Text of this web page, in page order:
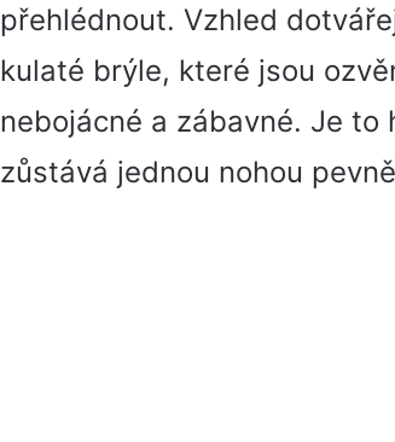
přehlédnout. Vzhled
kulaté brýle, které jsou
nebojácné a zábavné. Je
zůstává jednou nohou